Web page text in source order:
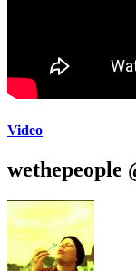
Video
wethepeople